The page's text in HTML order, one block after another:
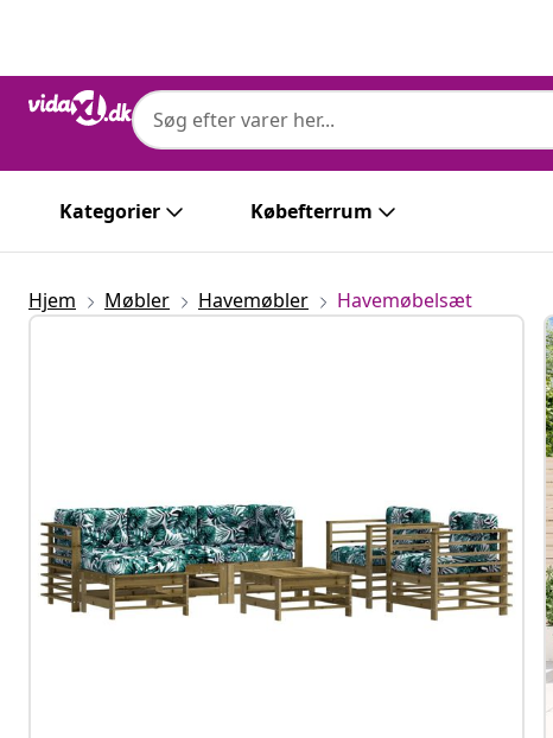
Kategorier Købefterrum
Hjem Møbler Havemøbler Havemøbelsæt